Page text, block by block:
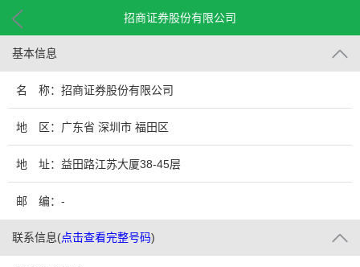
招商证券股份有限公司
基本信息
名 称：招商证券股份有限公司
地 区：广东省 深圳市 福田区
地 址：益田路江苏大厦38-45层
邮 编：-
联系信息(点击查看完整号码)